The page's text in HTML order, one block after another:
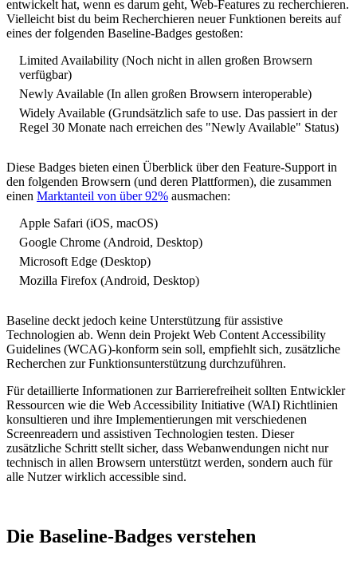
entwickelt hat, wenn es darum geht, Web-Features zu recherchieren.
Vielleicht bist du beim Recherchieren neuer Funktionen bereits auf
eines der folgenden Baseline-Badges gestoßen:
Limited Availability (Noch nicht in allen großen Browsern
verfügbar)
Newly Available (In allen großen Browsern interoperable)
Widely Available (Grundsätzlich safe to use. Das passiert in der
Regel 30 Monate nach erreichen des "Newly Available" Status)
Diese Badges bieten einen Überblick über den Feature-Support in
den folgenden Browsern (und deren Plattformen), die zusammen
einen Marktanteil von über 92% ausmachen:
Apple Safari (iOS, macOS)
Google Chrome (Android, Desktop)
Microsoft Edge (Desktop)
Mozilla Firefox (Android, Desktop)
Baseline deckt jedoch keine Unterstützung für assistive
Technologien ab. Wenn dein Projekt Web Content Accessibility
Guidelines (WCAG)-konform sein soll, empfiehlt sich, zusätzliche
Recherchen zur Funktionsunterstützung durchzuführen.
Für detaillierte Informationen zur Barrierefreiheit sollten Entwickler
Ressourcen wie die Web Accessibility Initiative (WAI) Richtlinien
konsultieren und ihre Implementierungen mit verschiedenen
Screenreadern und assistiven Technologien testen. Dieser
zusätzliche Schritt stellt sicher, dass Webanwendungen nicht nur
technisch in allen Browsern unterstützt werden, sondern auch für
alle Nutzer wirklich accessible sind.
Die Baseline-Badges verstehen